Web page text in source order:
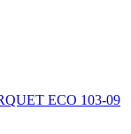
ECO 103-09